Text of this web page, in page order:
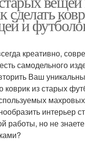
сделать
и
креативно,
самодельного
Ваш
коврик из старых
интерьер
работы, но не